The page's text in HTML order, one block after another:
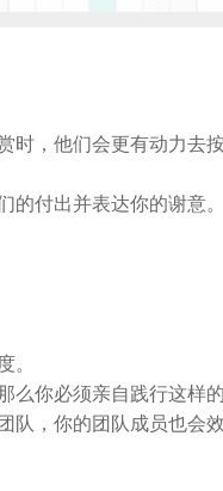
时，他们会更有动力去
的付出并表达你的谢意
么你必须亲自践行这样
队，你的团队成员也会